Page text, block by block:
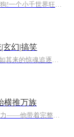
【内容简介】天地不仁以万物为刍狗!一个小千世界狂热迷恋修行的少年获得大千世界半神的神格，人生从这一刻改变，跳出法则之外，逆天顺天，尽在掌握！拥有五行体，逆藏神格，横行三界，有热血有妹纸！跳出法则之外，逆天顺天，尽在掌握！骷髅精灵不能说的秘...
玄幻|搞笑
内容简介 蓝星高速路上一场突如其来的惊魂追逐葬送了他的性命，惊天发现自己离奇穿越，附身在一个叫林焕的少年身上，并且同时拥有了无敌的系统做帮衬。 在无意中获得了一块奇怪的石头，它又会给林焕带来那些机遇与变故呢？ 他能否在新的世界大...
横推万族
穿越异界怎么办？龙傲表示毫无压力——他带着完整神格来的！虽然修为被迫从炼气期重开，但神识是神级、功法是神级、见识还是神级。当异界天才们为了一本地阶功法打破头时，他随手拿出神级修炼指南；当法神苦恼禁咒难学，他现场修改魔法符文使其威力暴涨。...